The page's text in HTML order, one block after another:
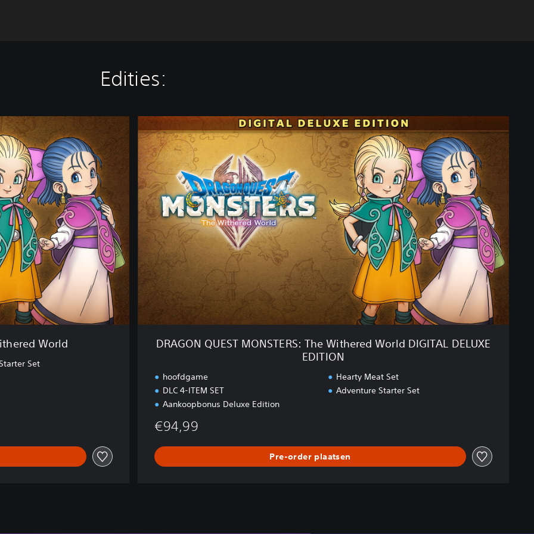
Edities:
World
Set
R
G
O
N
U
E
S
T
O
E
DRAGON QUEST MONSTERS: The Withered World DIGITAL DELUXE
EDITION
hoofdgame
DLC 4-ITEM SET
Aankoopbonus Deluxe Edition
Hearty Meat Set
Adventure Starter Set
€94,99
Pre-order plaatsen